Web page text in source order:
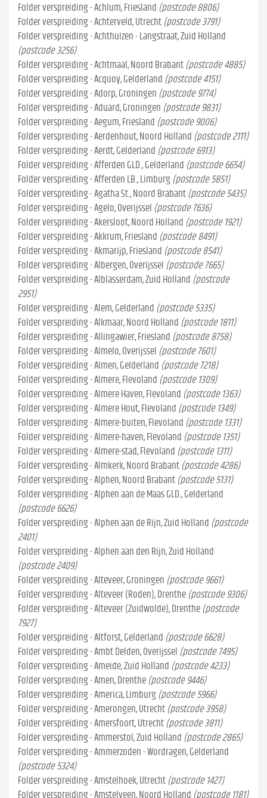
Folder verspreiding - Achlum, Friesland (postcode 8806)
Folder verspreiding - Achterveld, Utrecht (postcode 3791)
Folder verspreiding - Achthuizen - Langstraat, Zuid Holland
(postcode 3256)
Folder verspreiding - Achtmaal, Noord Brabant (postcode 4885)
Folder verspreiding - Acquoy, Gelderland (postcode 4151)
Folder verspreiding - Adorp, Groningen (postcode 9774)
Folder verspreiding - Aduard, Groningen (postcode 9831)
Folder verspreiding - Aegum, Friesland (postcode 9006)
Folder verspreiding - Aerdenhout, Noord Holland (postcode 2111)
Folder verspreiding - Aerdt, Gelderland (postcode 6913)
Folder verspreiding - Afferden GLD., Gelderland (postcode 6654)
Folder verspreiding - Afferden LB., Limburg (postcode 5851)
Folder verspreiding - Agatha St., Noord Brabant (postcode 5435)
Folder verspreiding - Agelo, Overijssel (postcode 7636)
Folder verspreiding - Akersloot, Noord Holland (postcode 1921)
Folder verspreiding - Akkrum, Friesland (postcode 8491)
Folder verspreiding - Akmarijp, Friesland (postcode 8541)
Folder verspreiding - Albergen, Overijssel (postcode 7665)
Folder verspreiding - Alblasserdam, Zuid Holland (postcode
2951)
Folder verspreiding - Alem, Gelderland (postcode 5335)
Folder verspreiding - Alkmaar, Noord Holland (postcode 1811)
Folder verspreiding - Allingawier, Friesland (postcode 8758)
Folder verspreiding - Almelo, Overijssel (postcode 7601)
Folder verspreiding - Almen, Gelderland (postcode 7218)
Folder verspreiding - Almere, Flevoland (postcode 1309)
Folder verspreiding - Almere Haven, Flevoland (postcode 1363)
Folder verspreiding - Almere Hout, Flevoland (postcode 1349)
Folder verspreiding - Almere-buiten, Flevoland (postcode 1331)
Folder verspreiding - Almere-haven, Flevoland (postcode 1351)
Folder verspreiding - Almere-stad, Flevoland (postcode 1311)
Folder verspreiding - Almkerk, Noord Brabant (postcode 4286)
Folder verspreiding - Alphen, Noord Brabant (postcode 5131)
Folder verspreiding - Alphen aan de Maas GLD., Gelderland
(postcode 6626)
Folder verspreiding - Alphen aan de Rijn, Zuid Holland (postcode
2401)
Folder verspreiding - Alphen aan den Rijn, Zuid Holland
(postcode 2409)
Folder verspreiding - Alteveer, Groningen (postcode 9661)
Folder verspreiding - Alteveer (Roden), Drenthe (postcode 9306)
Folder verspreiding - Alteveer (Zuidwolde), Drenthe (postcode
7927)
Folder verspreiding - Altforst, Gelderland (postcode 6628)
Folder verspreiding - Ambt Delden, Overijssel (postcode 7495)
Folder verspreiding - Ameide, Zuid Holland (postcode 4233)
Folder verspreiding - Amen, Drenthe (postcode 9446)
Folder verspreiding - America, Limburg (postcode 5966)
Folder verspreiding - Amerongen, Utrecht (postcode 3958)
Folder verspreiding - Amersfoort, Utrecht (postcode 3811)
Folder verspreiding - Ammerstol, Zuid Holland (postcode 2865)
Folder verspreiding - Ammerzoden - Wordragen, Gelderland
(postcode 5324)
Folder verspreiding - Amstelhoek, Utrecht (postcode 1427)
Folder verspreiding - Amstelveen, Noord Holland (postcode 1181)